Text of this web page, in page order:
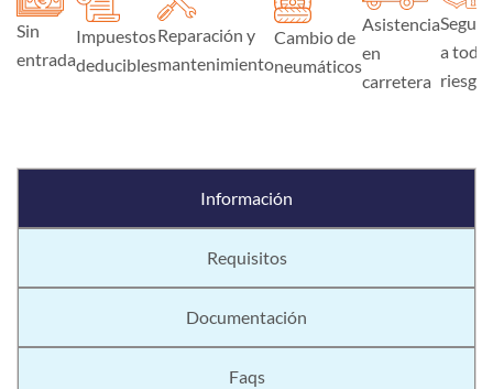
Sin
entrada
Impuestos
deducibles
Reparación y
mantenimiento
Cambio de
neumáticos
Asistencia
en
carretera
Seguro
a todo
riesgo
Información
Requisitos
Documentación
Faqs